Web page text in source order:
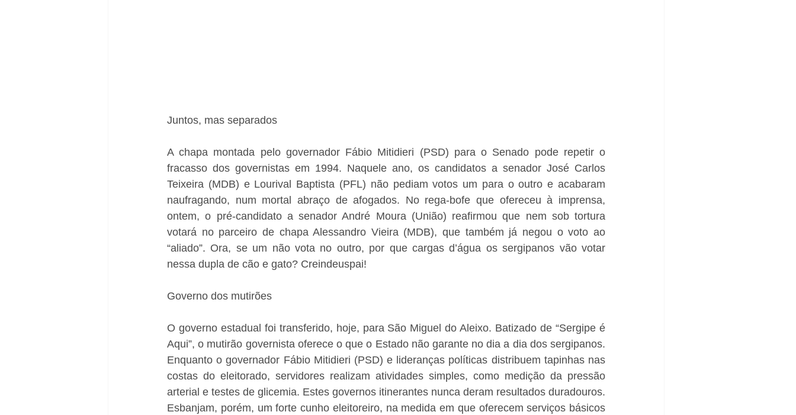
Juntos, mas separados
A chapa montada pelo governador Fábio Mitidieri (PSD) para o Senado pode repetir o
fracasso dos governistas em 1994. Naquele ano, os candidatos a senador José Carlos
Teixeira (MDB) e Lourival Baptista (PFL) não pediam votos um para o outro e acabaram
naufragando, num mortal abraço de afogados. No rega-bofe que ofereceu à imprensa,
ontem, o pré-candidato a senador André Moura (União) reafirmou que nem sob tortura
votará no parceiro de chapa Alessandro Vieira (MDB), que também já negou o voto ao
“aliado”. Ora, se um não vota no outro, por que cargas d’água os sergipanos vão votar
nessa dupla de cão e gato? Creindeuspai!
Governo dos mutirões
O governo estadual foi transferido, hoje, para São Miguel do Aleixo. Batizado de “Sergipe é
Aqui”, o mutirão governista oferece o que o Estado não garante no dia a dia dos sergipanos.
Enquanto o governador Fábio Mitidieri (PSD) e lideranças políticas distribuem tapinhas nas
costas do eleitorado, servidores realizam atividades simples, como medição da pressão
arterial e testes de glicemia. Estes governos itinerantes nunca deram resultados duradouros.
Esbanjam, porém, um forte cunho eleitoreiro, na medida em que oferecem serviços básicos